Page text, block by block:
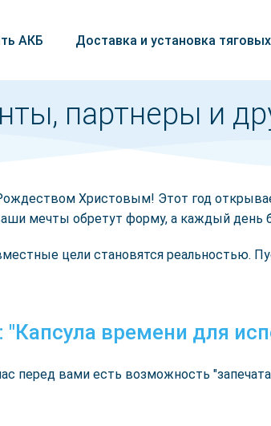
АКБ Доставка и установка
партнеры и
Христовым! Этот год
мечты обретут форму, а каждый день
цели становятся реальностью.
времени для
перед вами есть возможность